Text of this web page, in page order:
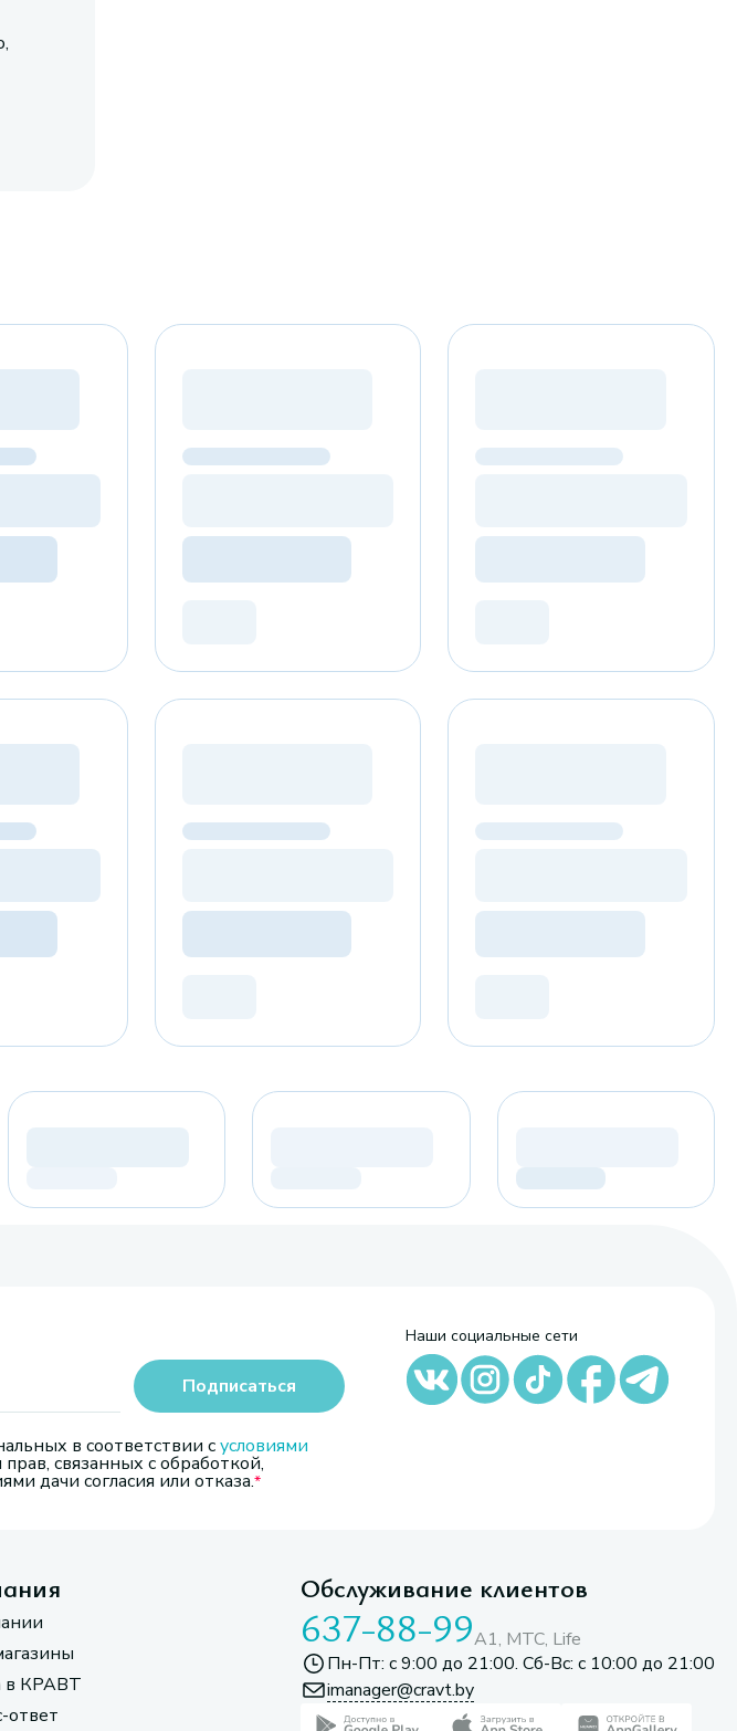
в соответствии сусловиями
связанных с обработкой,
дачи согласия или отказа.
Подписаться
Наши социальные сети
в КРАВТ
ответ
Обслуживание клиентов
637-88-99A1, МТС, Life
Пн-Пт: с 9:00 до 21:00. Сб-Вс: с 10:00 до 21:00
imanager@cravt.by